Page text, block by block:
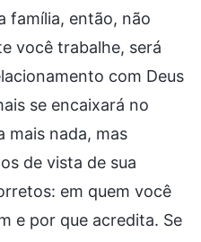
família, então, não
você trabalhe, será
com Deus
se encaixará no
mais nada, mas
de vista de sua
em quem você
e por que acredita. Se